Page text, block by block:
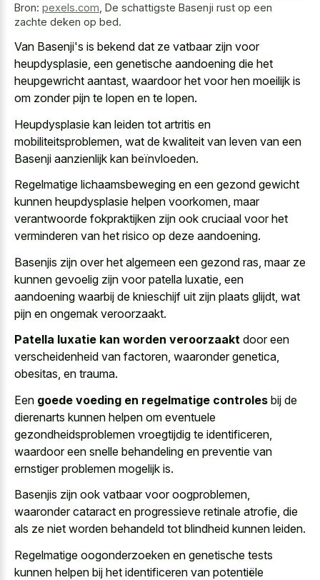
Bron: pexels.com De schattigste Basenji rust op een
zachte deken op bed.
Van Basenji's is bekend dat ze vatbaar zijn voor
heupdysplasie, een genetische aandoening die het
heupgewricht aantast, waardoor het voor hen moeilijk is
om zonder pijn te lopen en te lopen.
Heupdysplasie kan leiden tot artritis en
mobiliteitsproblemen, wat de kwaliteit van leven van een
Basenji aanzienlijk kan beïnvloeden.
Regelmatige lichaamsbeweging en een gezond gewicht
kunnen heupdysplasie helpen voorkomen, maar
verantwoorde fokpraktijken zijn ook cruciaal voor het
verminderen van het risico op deze aandoening.
Basenjis zijn over het algemeen een gezond ras, maar ze
kunnen gevoelig zijn voor patella luxatie, een
aandoening waarbij de knieschijf uit zijn plaats glijdt, wat
pijn en ongemak veroorzaakt.
Patella luxatie kan worden veroorzaakt door een
verscheidenheid van factoren, waaronder genetica,
obesitas, en trauma.
Een goede voeding en regelmatige controles bij de
dierenarts kunnen helpen om eventuele
gezondheidsproblemen vroegtijdig te identificeren,
waardoor een snelle behandeling en preventie van
ernstiger problemen mogelijk is.
Basenjis zijn ook vatbaar voor oogproblemen,
waaronder cataract en progressieve retinale atrofie, die
als ze niet worden behandeld tot blindheid kunnen leiden.
Regelmatige oogonderzoeken en genetische tests
kunnen helpen bij het identificeren van potentiële